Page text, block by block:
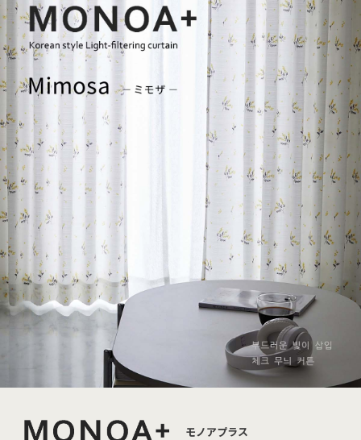
モノアプラス